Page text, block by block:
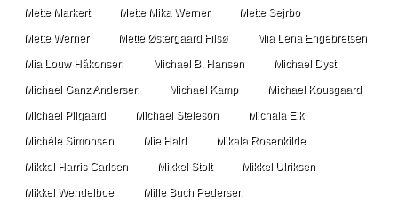
Mette Markert Mette Mika Werner Mette Sejrbo
Mette Werner Mette Østergaard Filsø Mia Lena Engebretsen
Mia Louw Håkonsen Michael B. Hansen Michael Dyst
Michael Ganz Andersen Michael Kamp Michael Kousgaard
Michael Pilgaard Michael Steleson Michala Elk
Michèle Simonsen Mie Hald Mikala Rosenkilde
Mikkel Harris Carlsen Mikkel Stolt Mikkel Ulriksen
Mikkel Wendelboe Mille Buch Pedersen